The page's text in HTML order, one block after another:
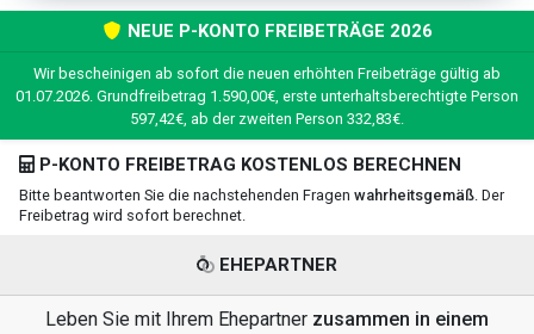
NEUE P-KONTO FREIBETRÄGE 2026
Wir bescheinigen ab sofort die neuen erhöhten Freibeträge gültig ab
01.07.2026. Grundfreibetrag 1.590,00€, erste unterhaltsberechtigte Person
597,42€, ab der zweiten Person 332,83€.
P-KONTO FREIBETRAG KOSTENLOS BERECHNEN
Bitte beantworten Sie die nachstehenden Fragen wahrheitsgemäß . Der
Freibetrag wird sofort berechnet.
EHEPARTNER
Leben Sie mit Ihrem Ehepartner zusammen in einem